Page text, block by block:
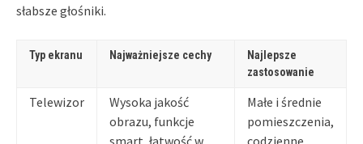
słabsze głośniki.
Typ ekranu Najważniejsze cechy
Najlepsze
zastosowanie
Telewizor
Wysoka jakość
obrazu, funkcje
smart, łatwość w
Małe i średnie
pomieszczenia,
codzienne